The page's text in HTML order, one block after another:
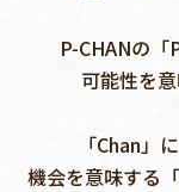
P-CHANの「
可能性を
「Chan」
機会を意味する